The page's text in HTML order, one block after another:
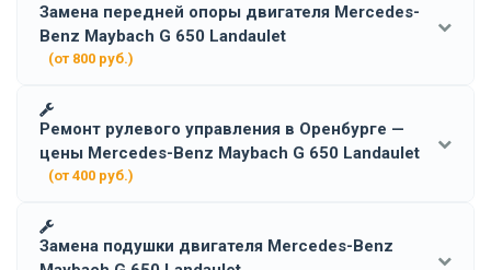
Замена передней опоры двигателя Mercedes-
Benz Maybach G 650 Landaulet
(от 800 руб.)
Ремонт рулевого управления в Оренбурге —
цены Mercedes-Benz Maybach G 650 Landaulet
(от 400 руб.)
Замена подушки двигателя Mercedes-Benz